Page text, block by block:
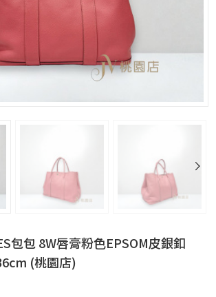
包包 8W唇膏粉色EPSOM皮銀釦
(桃園店)